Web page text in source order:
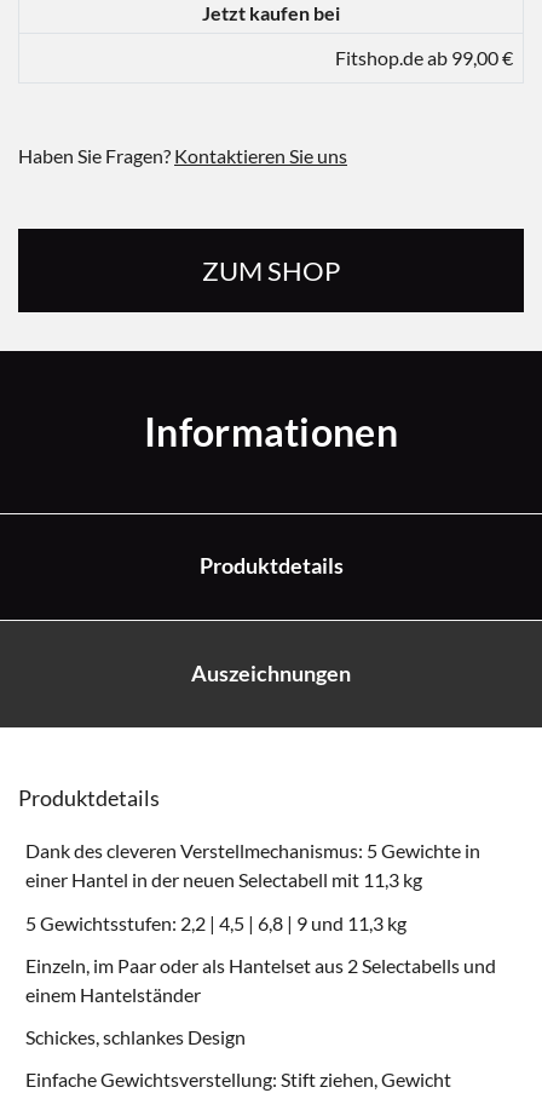
Jetzt kaufen bei
Fitshop.de ab 99,00 €
Haben Sie Fragen? Kontaktieren Sie uns
ZUM SHOP
Informationen
Produktdetails
Auszeichnungen
Produktdetails
Dank des cleveren Verstellmechanismus: 5 Gewichte in
einer Hantel in der neuen Selectabell mit 11,3 kg
5 Gewichtsstufen: 2,2 | 4,5 | 6,8 | 9 und 11,3 kg
Einzeln, im Paar oder als Hantelset aus 2 Selectabells und
einem Hantelständer
Schickes, schlankes Design
Einfache Gewichtsverstellung: Stift ziehen, Gewicht